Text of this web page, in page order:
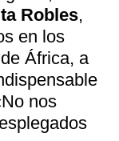
Robles,
en los
África, a
nos